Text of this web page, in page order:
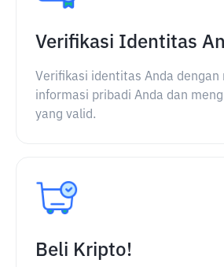
Verifikasi Identitas
Verifikasi identitas Anda dengan
informasi pribadi Anda dan
yang valid.
Beli Kripto!